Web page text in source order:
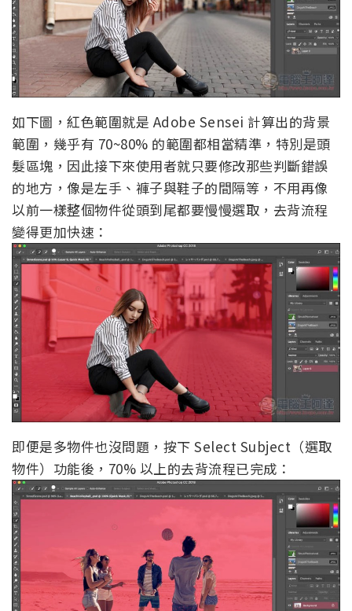
如下圖，紅色範圍就是 Adobe Sensei 計算出的背景
範圍，幾乎有 70~80% 的範圍都相當精準，特別是頭
髮區塊，因此接下來使用者就只要修改那些判斷錯誤
的地方，像是左手、褲子與鞋子的間隔等，不用再像
以前一樣整個物件從頭到尾都要慢慢選取，去背流程
變得更加快速：
即便是多物件也沒問題，按下 Select Subject（選取
物件）功能後，70% 以上的去背流程已完成：